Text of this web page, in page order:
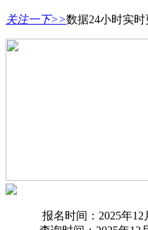
关注一下>>数据24小时实时
报名时间：2025年